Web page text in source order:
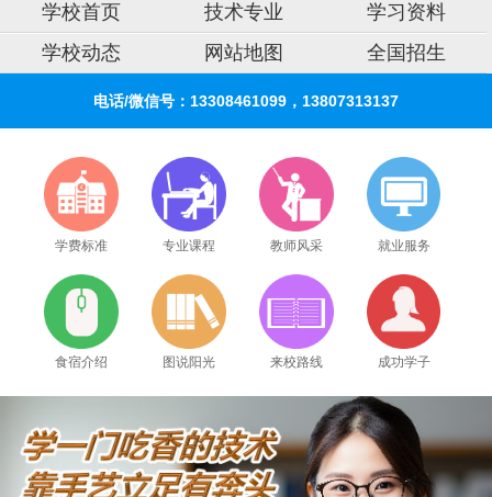
学校首页 技术专业
学习资料
学校动态
网站地图 全国招生
电话/微信号：13308461099，13807313137
学费标准 专业课程 教师风采 就业服务
食宿介绍 图说阳光 来校路线 成功学子